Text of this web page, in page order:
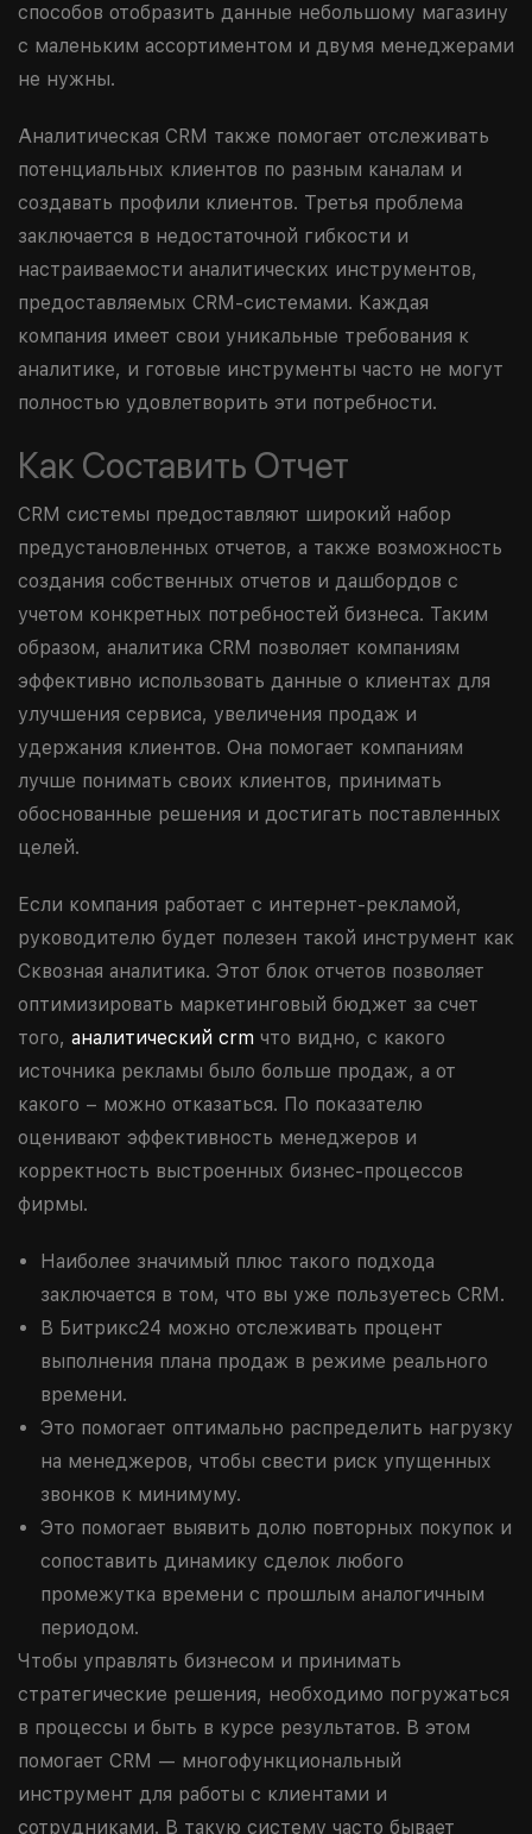
способов отобразить данные небольшому магазину
с маленьким ассортиментом и двумя менеджерами
не нужны.
Аналитическая CRM также помогает отслеживать
потенциальных клиентов по разным каналам и
создавать профили клиентов. Третья проблема
заключается в недостаточной гибкости и
настраиваемости аналитических инструментов,
предоставляемых CRM-системами. Каждая
компания имеет свои уникальные требования к
аналитике, и готовые инструменты часто не могут
полностью удовлетворить эти потребности.
Как Составить Отчет
CRM системы предоставляют широкий набор
предустановленных отчетов, а также возможность
создания собственных отчетов и дашбордов с
учетом конкретных потребностей бизнеса. Таким
образом, аналитика CRM позволяет компаниям
эффективно использовать данные о клиентах для
улучшения сервиса, увеличения продаж и
удержания клиентов. Она помогает компаниям
лучше понимать своих клиентов, принимать
обоснованные решения и достигать поставленных
целей.
Если компания работает с интернет-рекламой,
руководителю будет полезен такой инструмент как
Сквозная аналитика. Этот блок отчетов позволяет
оптимизировать маркетинговый бюджет за счет
того, аналитический crm что видно, с какого
источника рекламы было больше продаж, а от
какого – можно отказаться. По показателю
оценивают эффективность менеджеров и
корректность выстроенных бизнес-процессов
фирмы.
Наиболее значимый плюс такого подхода
заключается в том, что вы уже пользуетесь CRM.
В Битрикс24 можно отслеживать процент
выполнения плана продаж в режиме реального
времени.
Это помогает оптимально распределить нагрузку
на менеджеров, чтобы свести риск упущенных
звонков к минимуму.
Это помогает выявить долю повторных покупок и
сопоставить динамику сделок любого
промежутка времени с прошлым аналогичным
периодом.
Чтобы управлять бизнесом и принимать
стратегические решения, необходимо погружаться
в процессы и быть в курсе результатов. В этом
помогает CRM — многофункциональный
инструмент для работы с клиентами и
сотрудниками. В такую систему часто бывает